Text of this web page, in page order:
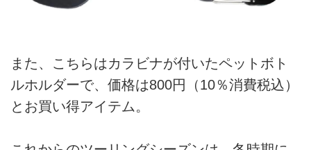
また、こちらはカラビナが付いたペットボト
ルホルダーで、価格は800円（10％消費税込）
とお買い得アイテム。